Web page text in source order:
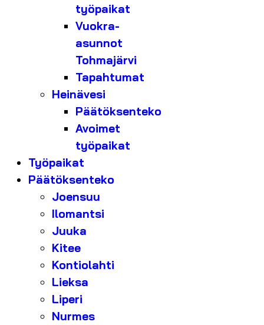
työpaikat
Vuokra-
asunnot
Tohmajärvi
Tapahtumat
Heinävesi
Päätöksenteko
Avoimet
työpaikat
Työpaikat
Päätöksenteko
Joensuu
Ilomantsi
Juuka
Kitee
Kontiolahti
Lieksa
Liperi
Nurmes